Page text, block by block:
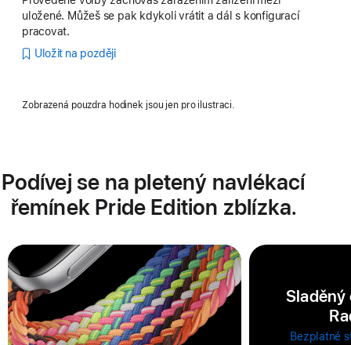
uložené. Můžeš se pak kdykoli vrátit a dál s konfigurací
pracovat.
Uložit na později
Zobrazená pouzdra hodinek jsou jen pro ilustraci.
Podívej se na pletený navlékací
řemínek Pride Edition zblízka.
Sladěný
Bezplatné